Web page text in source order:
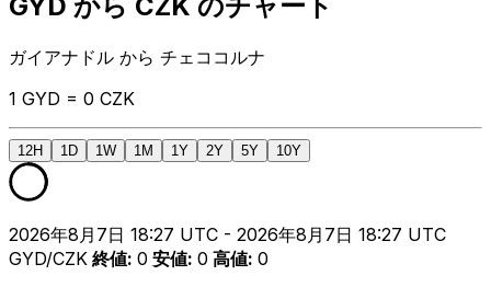
ガイアナドル から チェココルナ
1 GYD = 0 CZK
12H 1D 1W 1M 1Y 2Y 5Y 10Y
2026年8月7日 18:27 UTC - 2026年8月7日 18:27 UTC
GYD/CZK 終値: 0 安値: 0 高値: 0